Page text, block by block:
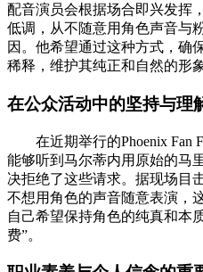
配音演员会根据场合即兴发挥
低调，从不随意用角色声音与
因。他希望通过这种方式，确
稀释，维护其纯正和自然的形象
在公众活动中的坚持与理
在近期举行的Phoenix Fan
能够听到马尔蒂内用原始的马
决拒绝了这些请求。据现场目
不想用角色的声音随意表演，
自己希望保持角色的纯真和本
费”。